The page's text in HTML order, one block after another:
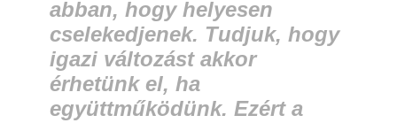
abban, hogy helyesen
cselekedjenek. Tudjuk, hogy
igazi változást akkor
érhetünk el, ha
együttműködünk. Ezért a